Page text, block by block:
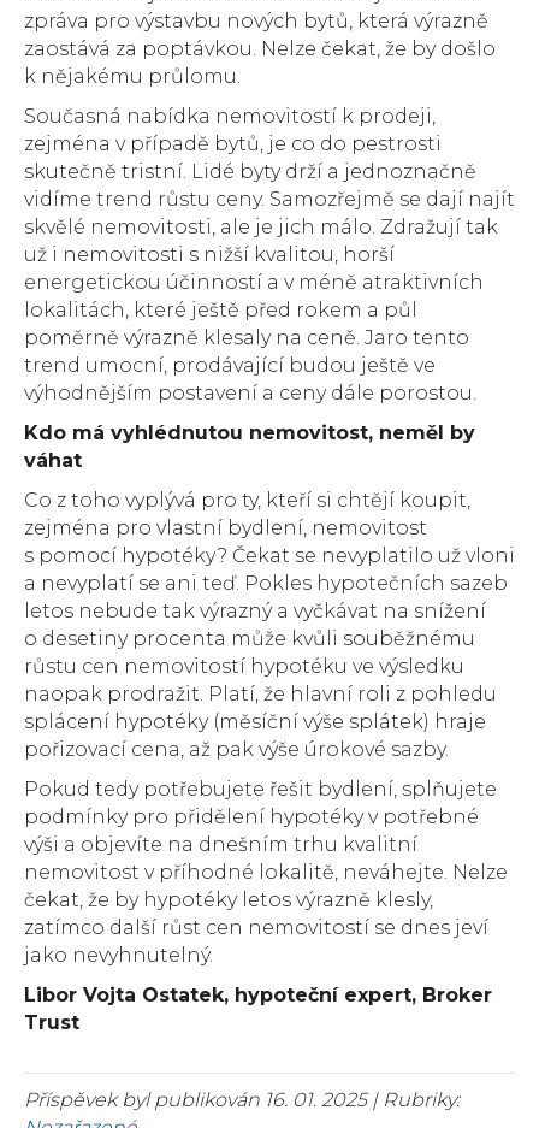
zpráva pro výstavbu nových bytů, která výrazně
zaostává za poptávkou. Nelze čekat, že by došlo
k nějakému průlomu.
Současná nabídka nemovitostí k prodeji,
zejména v případě bytů, je co do pestrosti
skutečně tristní. Lidé byty drží a jednoznačně
vidíme trend růstu ceny. Samozřejmě se dají najít
skvělé nemovitosti, ale je jich málo. Zdražují tak
už i nemovitosti s nižší kvalitou, horší
energetickou účinností a v méně atraktivních
lokalitách, které ještě před rokem a půl
poměrně výrazně klesaly na ceně. Jaro tento
trend umocní, prodávající budou ještě ve
výhodnějším postavení a ceny dále porostou.
Kdo má vyhlédnutou nemovitost, neměl by
váhat
Co z toho vyplývá pro ty, kteří si chtějí koupit,
zejména pro vlastní bydlení, nemovitost
s pomocí hypotéky? Čekat se nevyplatilo už vloni
a nevyplatí se ani teď. Pokles hypotečních sazeb
letos nebude tak výrazný a vyčkávat na snížení
o desetiny procenta může kvůli souběžnému
růstu cen nemovitostí hypotéku ve výsledku
naopak prodražit. Platí, že hlavní roli z pohledu
splácení hypotéky (měsíční výše splátek) hraje
pořizovací cena, až pak výše úrokové sazby.
Pokud tedy potřebujete řešit bydlení, splňujete
podmínky pro přidělení hypotéky v potřebné
výši a objevíte na dnešním trhu kvalitní
nemovitost v příhodné lokalitě, neváhejte. Nelze
čekat, že by hypotéky letos výrazně klesly,
zatímco další růst cen nemovitostí se dnes jeví
jako nevyhnutelný.
Libor Vojta Ostatek, hypoteční expert, Broker
Trust
Příspěvek byl publikován 16. 01. 2025 | Rubriky: